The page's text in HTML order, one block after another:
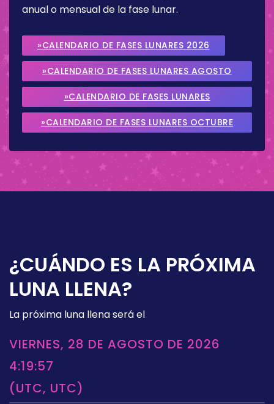
anual o mensual de la fase lunar.
»CALENDARIO DE FASES LUNARES 2026
»CALENDARIO DE FASES LUNARES AGOSTO
2026
»CALENDARIO DE FASES LUNARES
SEPTIEMBRE 2026
»CALENDARIO DE FASES LUNARES OCTUBRE
¿CUÁNDO ES LA PRÓXIMA
LUNA LLENA?
La próxima luna llena será el
VIERNES, 28 DE AGOSTO DE 2026
4:19:57
(UTC, UTC)